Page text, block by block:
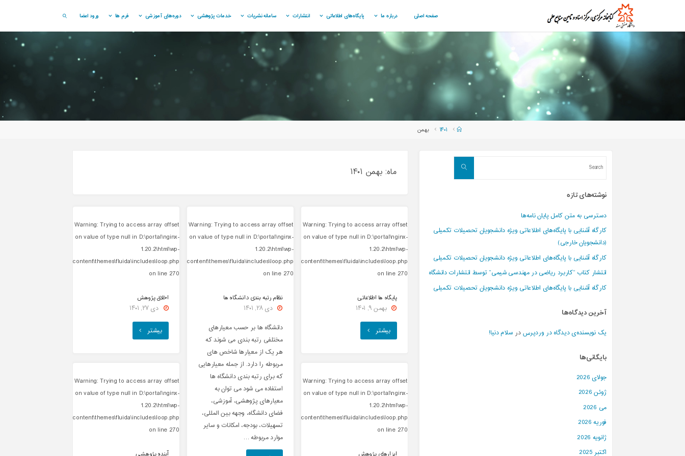
content
خ
نه
م
ر
ا
س
ن
د
ص
ع
س
د
صفحه اصلی درباره ما پایگاه‌های اطلاعاتی انتشارات سامانه نشریات خدمات پژوهشی دوره‌های آموزشی فرم ها ورود اعضا
SEARCH
Home۱۴۰۱ بهمن
ماه: بهمن ۱۴۰۱
Warning: Trying to access array offset
on value of type null in D:\portal\nginx-
1.20.2\html\wp-
content\themes\fluida\includes\loop.php
on line 270
پایگاه ها اطلاعاتی
بهمن ۹, ۱۴۰۱
بیشتر "پایگاه
Warning: Trying to access array offset
on value of type null in D:\portal\nginx-
1.20.2\html\wp-
content\themes\fluida\includes\loop.php
on line 270
نظام رتبه بندی دانشگاه ها
دی ۲۸, ۱۴۰۱
دانشگاه ها بر حسب معیارهای
مختلفی رتبه بندی می شوند که
هر یک از معیارها شاخص های
مربوطه را دارد. از جمله معیارهایی
که برای رتبه بندی دانشگاه ها
استفاده می شود می توان به
معیارهای پژوهشی، آموزشی،
فضای دانشگاه، وجهه بین المللی،
تسهیلات، بودجه، امکانات و سایر
موارد مربوطه …
Warning: Trying to access array offset
on value of type null in D:\portal\nginx-
1.20.2\html\wp-
content\themes\fluida\includes\loop.php
on line 270
اخلاق پژوهش
دی ۲۷, ۱۴۰۱
بیشتر "اخلاق
Warning: Trying to access array offset
on value of type null in D:\portal\nginx-
1.20.2\html\wp-
content\themes\fluida\includes\loop.php
on line 270
Warning: Trying to access array offset
on value of type null in D:\portal\nginx-
1.20.2\html\wp-
content\themes\fluida\includes\loop.php
on line 270
Search
نوشته‌های تازه
دسترسی به متن کامل پایان نامه‌ها
کارگاه آشنایی با پایگاه‌های اطلاعاتی ویژه دانشجویان تحصیلات تکمیلی
(دانشجویان خارجی)
کارگاه آشنایی با پایگاه‌های اطلاعاتی ویژه دانشجویان تحصیلات تکمیلی
انتشار کتاب “کاربرد ریاضی در مهندسی شیمی” توسط انتشارات دانشگاه
کارگاه آشنایی با پایگاه‌های اطلاعاتی ویژه دانشجویان تحصیلات تکمیلی
آخرین دیدگاه‌ها
یک نویسنده‌ی دیدگاه در وردپرس در سلام دنیا!
بایگانی‌ها
جولای 2026
ژوئن 2026
می 2026
فوریه 2026
ژانویه 2026
اکتبر 2025